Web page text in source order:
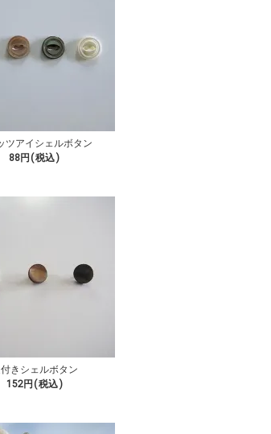
ツアイシェルボタン
88円(税込)
付きシェルボタン
152円(税込)